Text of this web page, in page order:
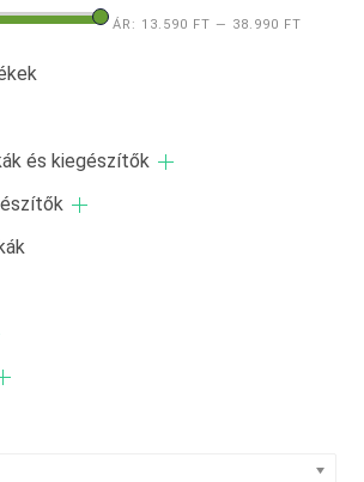
ÁR: 13.590 FT — 38.990 FT
és kiegészítők